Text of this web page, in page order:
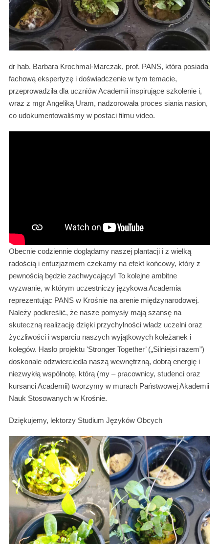
dr hab. Barbara Krochmal-Marczak, prof. PANS, która posiada
fachową ekspertyzę i doświadczenie w tym temacie,
przeprowadziła dla uczniów Academii inspirujące szkolenie i,
wraz z mgr Angeliką Uram, nadzorowała proces siania nasion,
co udokumentowaliśmy w postaci filmu video.
Obecnie codziennie doglądamy naszej plantacji i z wielką
radością i entuzjazmem czekamy na efekt końcowy, który z
pewnością będzie zachwycający! To kolejne ambitne
wyzwanie, w którym uczestniczy językowa Academia
reprezentując PANS w Krośnie na arenie międzynarodowej.
Należy podkreślić, że nasze pomysły mają szansę na
skuteczną realizację dzięki przychylności władz uczelni oraz
życzliwości i wsparciu naszych wyjątkowych koleżanek i
kolegów. Hasło projektu 'Stronger Together’ („Silniejsi razem”)
doskonale odzwierciedla naszą wewnętrzną, dobrą energię i
niezwykłą wspólnotę, którą (my – pracownicy, studenci oraz
kursanci Academii) tworzymy w murach Państwowej Akademii
Nauk Stosowanych w Krośnie.
Dziękujemy, lektorzy Studium Języków Obcych